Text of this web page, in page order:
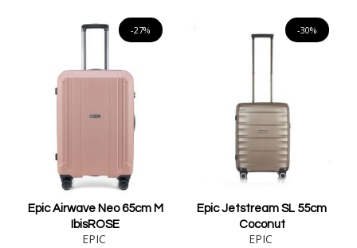
-27%
Epic Airwave Neo 65cm M
IbisROSE
EPIC
-30%
Epic Jetstream SL 55cm
Coconut
EPIC